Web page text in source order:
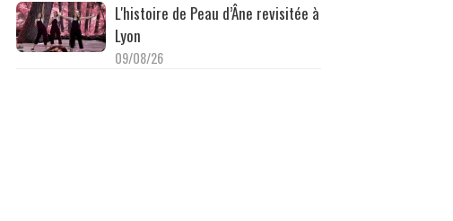
L'histoire de Peau d’Âne revisitée à
Lyon
09/08/26